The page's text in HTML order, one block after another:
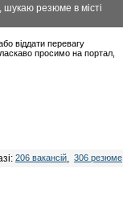
шукаю резюме в місті
віддати перевагу
просимо на портал,
206 вакансій, 306 резюме